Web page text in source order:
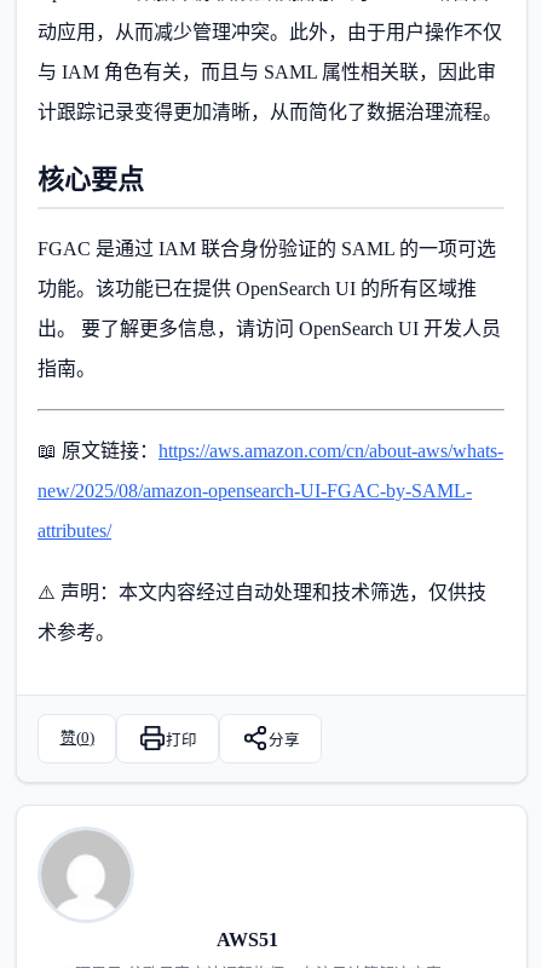
动应用，从而减少管理冲突。此外，由于用户操作不仅
与 IAM 角色有关，而且与 SAML 属性相关联，因此审
计跟踪记录变得更加清晰，从而简化了数据治理流程。
核心要点
FGAC 是通过 IAM 联合身份验证的 SAML 的一项可选
功能。该功能已在提供 OpenSearch UI 的所有区域推
出。 要了解更多信息，请访问 OpenSearch UI 开发人员
指南。
📖 原文链接： https://aws.amazon.com/cn/about-aws/whats-
new/2025/08/amazon-opensearch-UI-FGAC-by-SAML-
attributes/
⚠️ 声明：本文内容经过自动处理和技术筛选，仅供技
术参考。
赞(0) 打印 分享
AWS51